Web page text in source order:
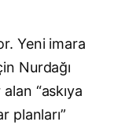
Yeni imara
Nurdağı
“askıya
planları”